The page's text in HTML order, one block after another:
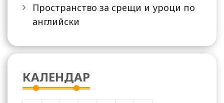
Пространство за срещи и уроци по
английски
КАЛЕНДАР